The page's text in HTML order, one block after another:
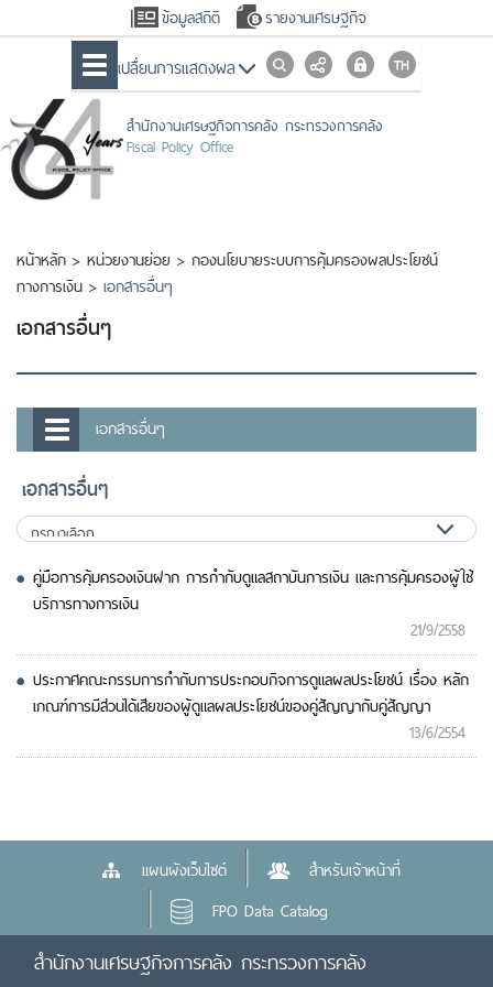
ข้อมูลสถิติ รายงานเศรษฐกิจ
เปลื่ยนการแสดงผล
สำนักงานเศรษฐกิจการคลัง กระทรวงการคลัง
Fiscal Policy Office
หน้าหลัก > หน่วยงานย่อย > กองนโยบายระบบการคุ้มครองผลประโยชน์
ทางการเงิน > เอกสารอื่นๆ
เอกสารอื่นๆ
เอกสารอื่นๆ
เอกสารอื่นๆ
คู่มือการคุ้มครองเงินฝาก การกำกับดูแลสถาบันการเงิน และการคุ้มครองผู้ใช้
บริการทางการเงิน
21/9/2558
ประกาศคณะกรรมการกำกับการประกอบกิจการดูแลผลประโยชน์ เรื่อง หลัก
เกณฑ์การมีส่วนได้เสียของผู้ดูแลผลประโยชน์ของคู่สัญญากับคู่สัญญา
13/6/2554
แผนผังเว็บไซต์
สำหรับเจ้าหน้าที่
FPO Data Catalog
สำนักงานเศรษฐกิจการคลัง กระทรวงการคลัง